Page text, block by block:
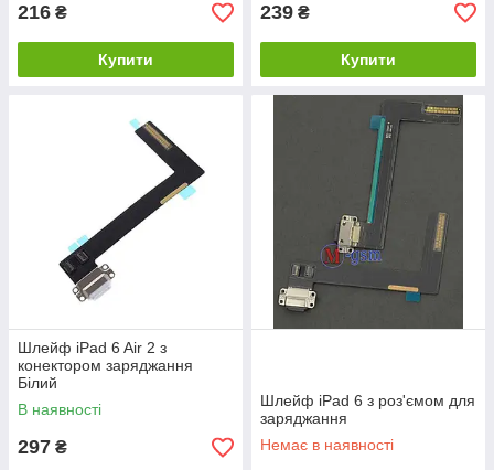
216 ₴
Купити
239 ₴
Купити
Шлейф iPad 6 Air 2 з
конектором заряджання
Білий
В наявності
297 ₴
Шлейф iPad 6 з роз'ємом для
заряджання
Немає в наявності